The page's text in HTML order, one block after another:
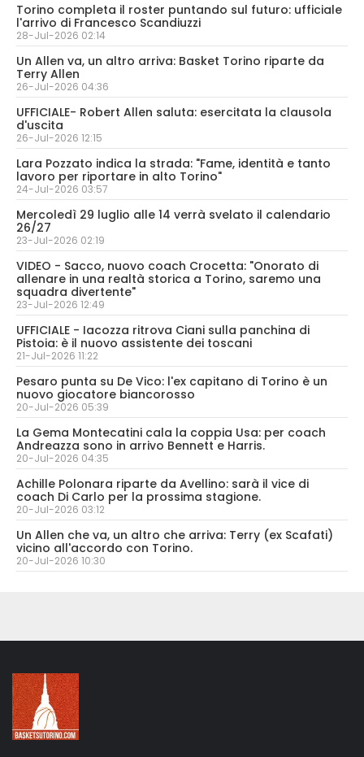
Torino completa il roster puntando sul futuro: ufficiale
l'arrivo di Francesco Scandiuzzi
28-Jul-2026 02:14
Un Allen va, un altro arriva: Basket Torino riparte da
Terry Allen
26-Jul-2026 04:36
UFFICIALE- Robert Allen saluta: esercitata la clausola
d'uscita
26-Jul-2026 12:15
Lara Pozzato indica la strada: "Fame, identità e tanto
lavoro per riportare in alto Torino"
24-Jul-2026 03:57
Mercoledì 29 luglio alle 14 verrà svelato il calendario
26/27
23-Jul-2026 02:19
VIDEO - Sacco, nuovo coach Crocetta: "Onorato di
allenare in una realtà storica a Torino, saremo una
squadra divertente"
23-Jul-2026 12:49
UFFICIALE - Iacozza ritrova Ciani sulla panchina di
Pistoia: è il nuovo assistente dei toscani
21-Jul-2026 11:22
Pesaro punta su De Vico: l'ex capitano di Torino è un
nuovo giocatore biancorosso
20-Jul-2026 05:39
La Gema Montecatini cala la coppia Usa: per coach
Andreazza sono in arrivo Bennett e Harris.
20-Jul-2026 04:35
Achille Polonara riparte da Avellino: sarà il vice di
coach Di Carlo per la prossima stagione.
20-Jul-2026 03:12
Un Allen che va, un altro che arriva: Terry (ex Scafati)
vicino all'accordo con Torino.
20-Jul-2026 10:30